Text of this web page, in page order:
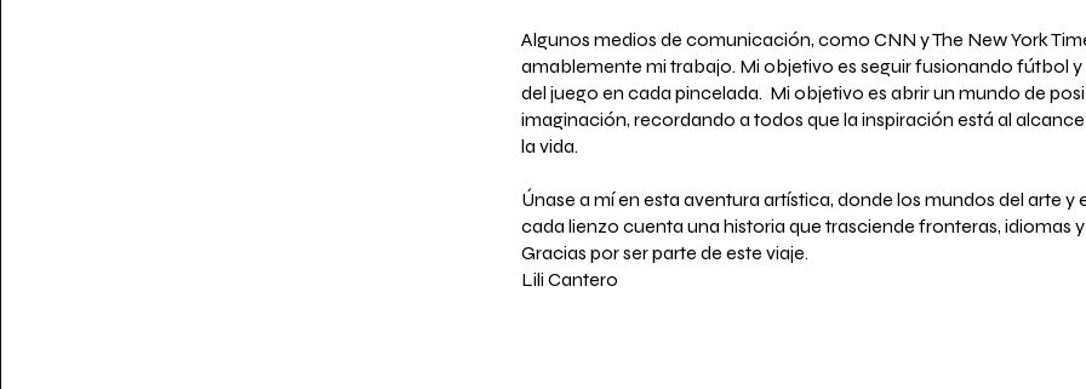
Algunos medios de comunicación, como CNN y The New York
amablemente mi trabajo. Mi objetivo es seguir fusionando fútbol y
del juego en cada pincelada. Mi objetivo es abrir un mundo de
imaginación, recordando a todos que la inspiración está al
la vida.
Únase a mí en esta aventura artística, donde los mundos del arte
cada lienzo cuenta una historia que trasciende fronteras, idiomas
Gracias por ser parte de este viaje.
Lili Cantero